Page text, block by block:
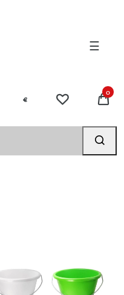
☰
€
0